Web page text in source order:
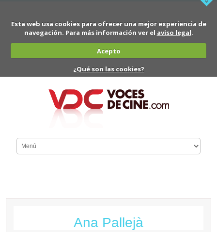
Esta web usa cookies para ofrecer una mejor experiencia de
navegación. Para más información ver el aviso legal.
Acepto
¿Qué son las cookies?
Ana Pallejà